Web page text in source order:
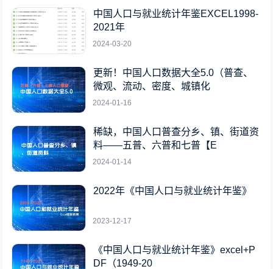
中国人口与就业统计年鉴EXCEL1998-
2021年
2024-03-20
更新！中国人口数据大全5.0（普查、
微观、流动、密度、城镇化
2024-01-16
稀缺，中国人口普查分乡、镇、街道资
料——五普、六普和七普【E
2024-01-14
2022年《中国人口与就业统计年鉴》
2023-12-17
《中国人口与就业统计年鉴》excel+P
DF（1949-20